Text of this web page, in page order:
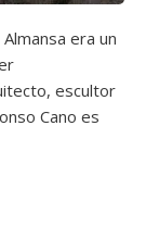
era un
escultor
Cano es